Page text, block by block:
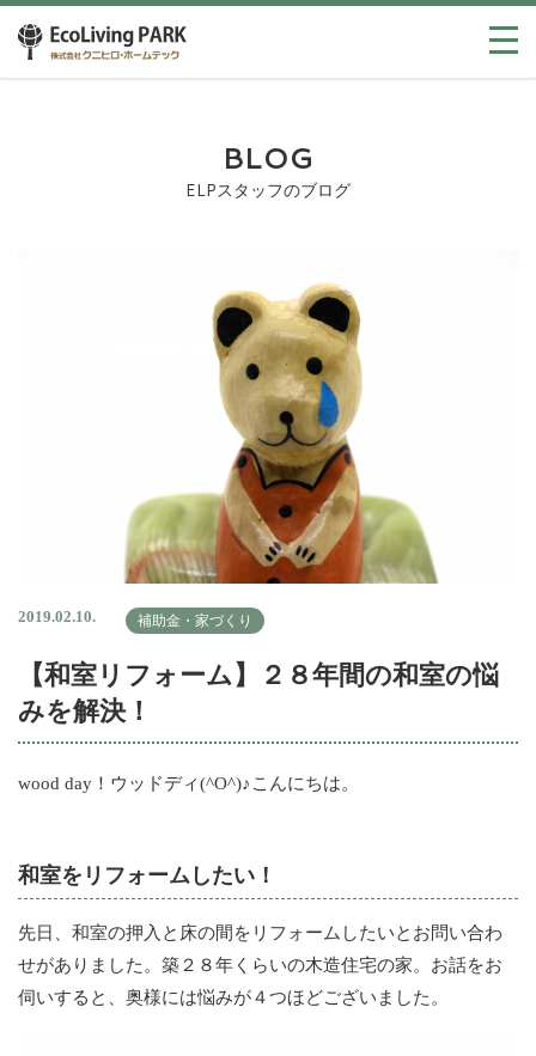
BLOG
ELPスタッフのブログ
2019.02.10. 補助金・家づくり
【和室リフォーム】２８年間の和室の悩
みを解決！
wood day！ウッドディ(^O^)♪こんにちは。
和室をリフォームしたい！
先日、和室の押入と床の間をリフォームしたいとお問い合わ
せがありました。築２８年くらいの木造住宅の家。お話をお
伺いすると、奥様には悩みが４つほどございました。